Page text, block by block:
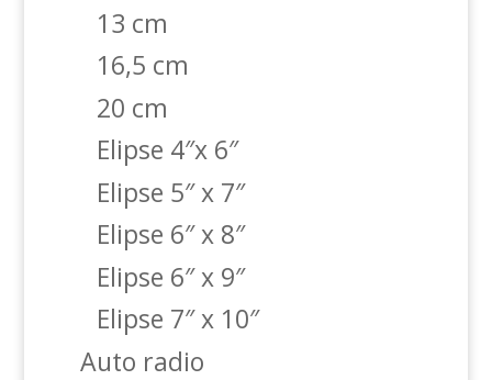
13 cm
16,5 cm
20 cm
Elipse 4″x 6″
Elipse 5″ x 7″
Elipse 6″ x 8″
Elipse 6″ x 9″
Elipse 7″ x 10″
Auto radio